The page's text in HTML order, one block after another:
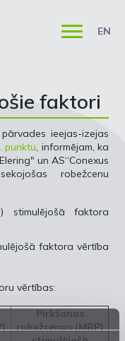
EN
faktori
ieejas-izejas
punktu, informējam, ka
un AS“Conexus
robežcenu
stimulējošā faktora
faktora vērtība
vērtības:
Pirkšanas
robežcenas (MBP)